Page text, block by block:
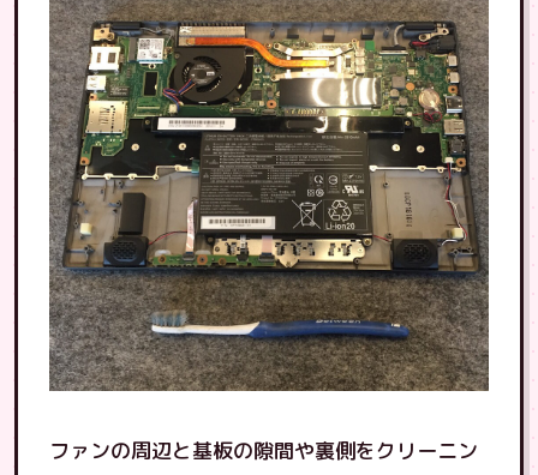
ファンの周辺と基板の隙間や裏側をクリーニン